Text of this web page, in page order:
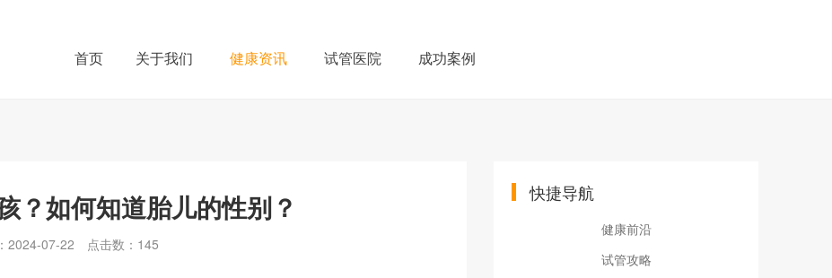
首页 关于我们 健康资讯 试管医院 成功案例
？如何知道胎儿的性别？
2024-07-22 点击数： 145
快捷导航
健康前沿
试管攻略